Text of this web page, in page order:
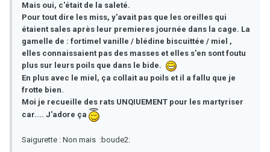
Mais oui, c'était de la saleté.
Pour tout dire les miss, y'avait pas que les oreilles qui
étaient sales après leur premieres journée dans la cage. La
gamelle de : fortimel vanille / blédine biscuittée / miel ,
elles connaissaient pas des masses et elles s'en sont foutu
plus sur leurs poils que dans le bide.
En plus avec le miel, ça collait au poils et il a fallu que je
frotte bien.
Moi je recueille des rats UNQIUEMENT pour les martyriser
car.... J'adore ça
Saigurette : Non mais :boude2: